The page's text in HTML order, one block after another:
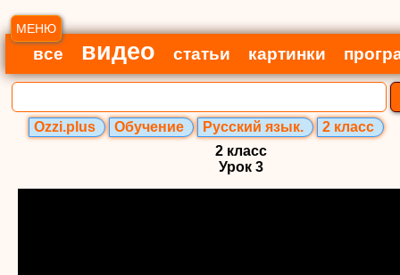
МЕНЮ
все видео статьи картинки
Ozzi.plus Обучение Русский язык.
2 класс
2 класс
Урок 3